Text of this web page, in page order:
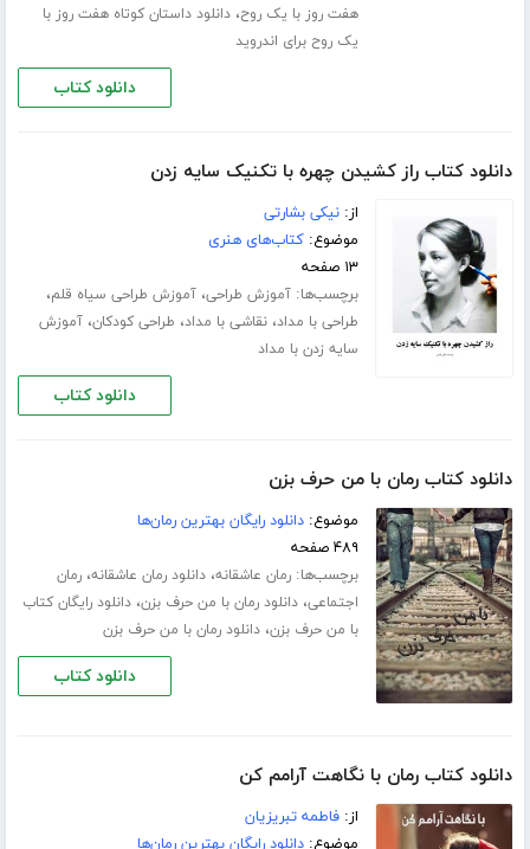
هفت روز با یک روح،دانلود داستان کوتاه هفت روز با
یک روح برای اندروید
دانلود کتاب
دانلود کتاب راز کشیدن چهره با تکنیک سایه زدن
از:نیکی بشارتی
موضوع:کتاب‌های هنری
۱۳ صفحه
برچسب‌ها:آموزش طراحی،آموزش طراحی سیاه قلم،
طراحی با مداد،نقاشی با مداد، طراحی کودکان،آموزش
سایه زدن با مداد
دانلود کتاب
دانلود کتاب رمان با من حرف بزن
موضوع:دانلود رایگان بهترین رمان‌ها
۴۸۹ صفحه
برچسب‌ها:رمان عاشقانه،دانلود رمان عاشقانه،رمان
اجتماعی،دانلود رمان با من حرف بزن،دانلود رایگان کتاب
با من حرف بزن،دانلود رمان با من حرف بزن
دانلود کتاب
دانلود کتاب رمان با نگاهت آرامم کن
از:فاطمه تبریزیان
موضوع:دانلود رایگان بهترین رمان‌ها